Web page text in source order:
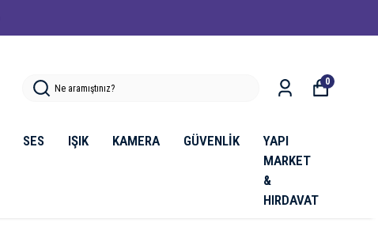
SES IŞIK KAMERA GÜVENLİK
YAPI
MARKET
&
HIRDAVAT
0